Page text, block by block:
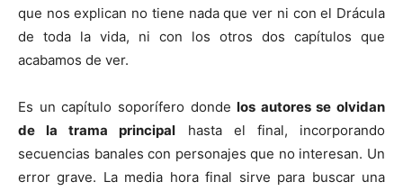
que nos explican no tiene nada que ver ni con el Drácula
de toda la vida, ni con los otros dos capítulos que
acabamos de ver.
Es un capítulo soporífero dondelos autores se olvidan
de la trama principal hasta el final, incorporando
secuencias banales con personajes que no interesan. Un
error grave. La media hora final sirve para buscar una